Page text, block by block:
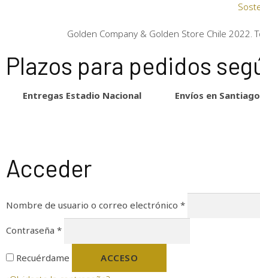
Golden Company & Golden Store Chile
Plazos para pedidos
Entregas Estadio Nacional Envíos en Santiago
Acceder
Nombre de usuario o correo electrónico *
Contraseña *
Recuérdame
ACCESO